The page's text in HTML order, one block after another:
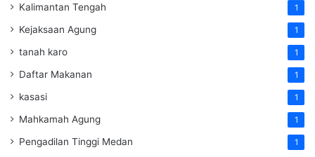
Kalimantan Tengah 1
Kejaksaan Agung 1
tanah karo 1
Daftar Makanan 1
kasasi 1
Mahkamah Agung 1
Pengadilan Tinggi Medan 1